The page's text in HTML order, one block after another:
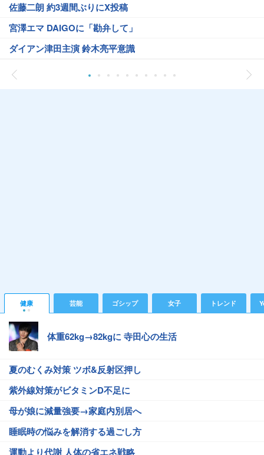
佐藤二朗 約3週間ぶりにX投稿
宮澤エマ DAIGOに「勘弁して」
ダイアン津田主演 鈴木亮平意識
健康 芸能 ゴシップ 女子 トレンド
体重62kg→82kgに 寺田心の生活
夏のむくみ対策 ツボ&反射区押し
紫外線対策がビタミンD不足に
母が娘に減量強要→家庭内別居へ
睡眠時の悩みを解消する過ごし方
運動より代謝 人体の省エネ戦略